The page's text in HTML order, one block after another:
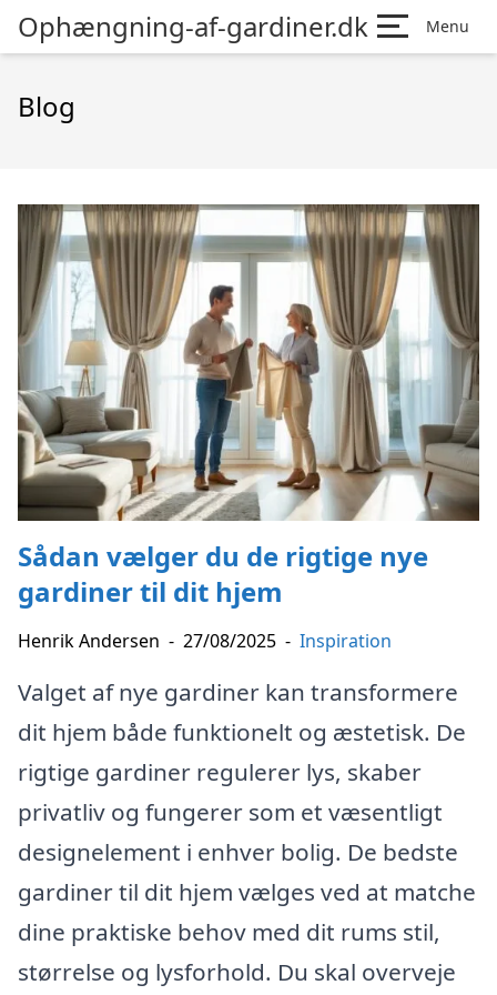
Ophængning-af-gardiner.dk Menu
Blog
Sådan vælger du de rigtige nye
gardiner til dit hjem
Henrik Andersen - 27/08/2025 - Inspiration
Valget af nye gardiner kan transformere
dit hjem både funktionelt og æstetisk. De
rigtige gardiner regulerer lys, skaber
privatliv og fungerer som et væsentligt
designelement i enhver bolig. De bedste
gardiner til dit hjem vælges ved at matche
dine praktiske behov med dit rums stil,
størrelse og lysforhold. Du skal overveje